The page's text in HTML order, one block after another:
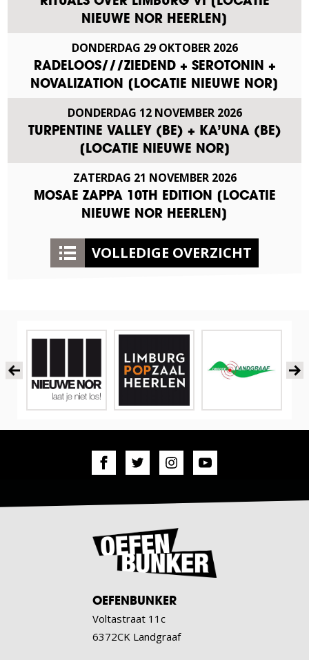
NIEUWE NOR HEERLEN]
DONDERDAG 29 OKTOBER 2026
RADELOOS///ZIEDEND + SEROTONIN +
NOVALIZATION [LOCATIE NIEUWE NOR]
DONDERDAG 12 NOVEMBER 2026
TURPENTINE VALLEY (BE) + KA’UNA (BE)
[LOCATIE NIEUWE NOR]
ZATERDAG 21 NOVEMBER 2026
MOSAE ZAPPA 10TH EDITION [LOCATIE
NIEUWE NOR HEERLEN]
VOLLEDIGE OVERZICHT
OEFENBUNKER
Voltastraat 11c
6372CK Landgraaf